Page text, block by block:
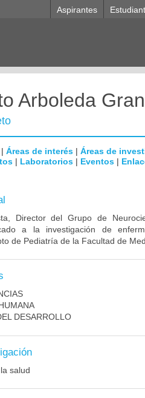
Aspirantes
Arboleda
| Áreas de interés | Áreas de
| Laboratorios | Eventos |
Director del Grupo de
a la investigación de
de Pediatría de la Facultad de
DESARROLLO
salud